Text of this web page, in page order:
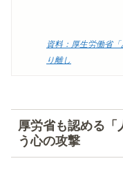
資料：厚生労働省
り離し
厚労省も認める「
う心の攻撃